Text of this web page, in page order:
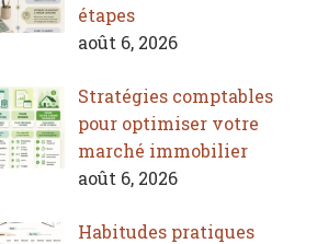
étapes
août 6, 2026
Stratégies comptables
pour optimiser votre
marché immobilier
août 6, 2026
Habitudes pratiques